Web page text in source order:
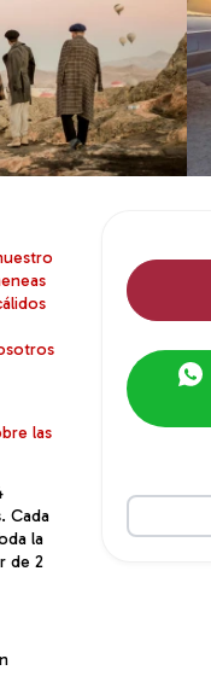
las
Cada
la
de 2